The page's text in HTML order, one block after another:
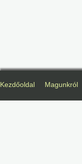
Kezdőoldal Magunkról